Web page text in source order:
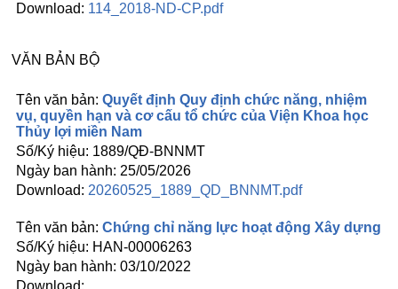
114_2018-ND-CP.pdf
VĂN BẢN BỘ
Quyết định Quy định chức năng, nhiệm
vụ, quyền hạn và cơ cấu tổ chức của Viện Khoa học
Thủy lợi miền Nam
1889/QĐ-BNNMT
25/05/2026
20260525_1889_QD_BNNMT.pdf
Chứng chỉ năng lực hoạt động Xây dựng
HAN-00006263
03/10/2022